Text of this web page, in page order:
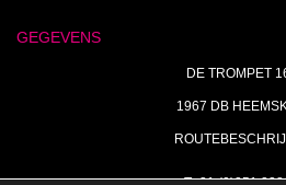
GEGEVENS
DE TROMPET
1967 DB